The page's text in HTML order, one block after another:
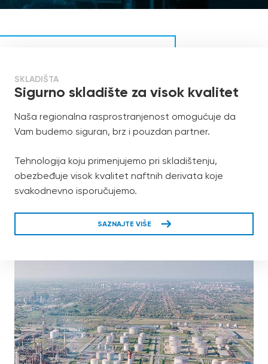
SKLADIŠTA
Sigurno skladište za visok kvalitet
Naša regionalna rasprostranjenost omogućuje da
Vam budemo siguran, brz i pouzdan partner.
Tehnologija koju primenjujemo pri skladištenju,
obezbeđuje visok kvalitet naftnih derivata koje
svakodnevno isporučujemo.
SAZNAJTE VIŠE